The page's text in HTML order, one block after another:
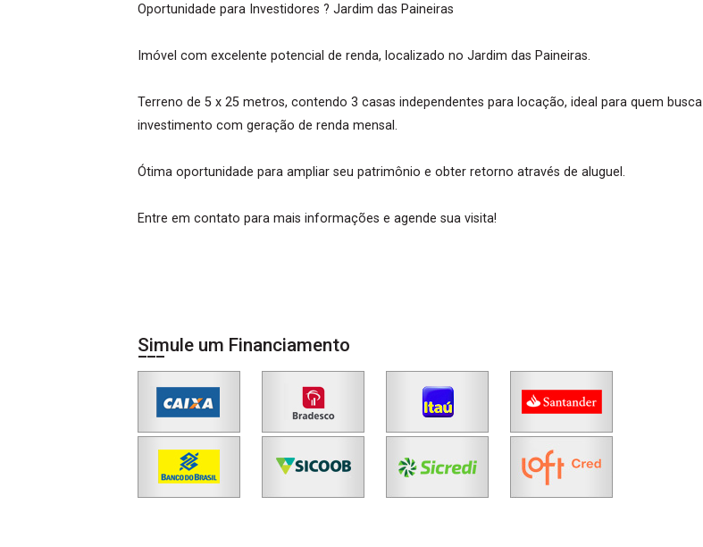
Oportunidade para Investidores ? Jardim das Paineiras
Imóvel com excelente potencial de renda, localizado no Jardim das Paineiras.
Terreno de 5 x 25 metros, contendo 3 casas independentes para locação, ideal para quem busca
investimento com geração de renda mensal.
Ótima oportunidade para ampliar seu patrimônio e obter retorno através de aluguel.
Entre em contato para mais informações e agende sua visita!
Simule um Financiamento